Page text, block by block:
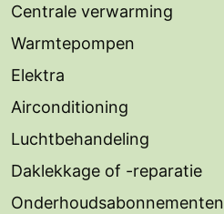
Centrale verwarming
Warmtepompen
Elektra
Airconditioning
Luchtbehandeling
Daklekkage of -reparatie
Onderhoudsabonnementen